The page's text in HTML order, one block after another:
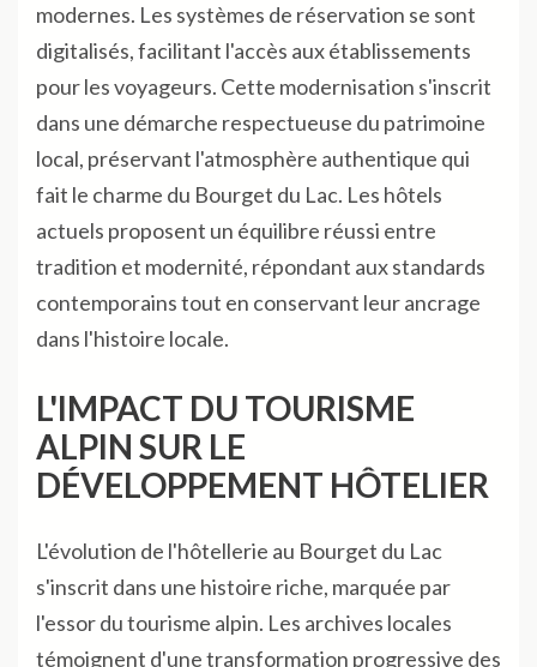
modernes. Les systèmes de réservation se sont
digitalisés, facilitant l'accès aux établissements
pour les voyageurs. Cette modernisation s'inscrit
dans une démarche respectueuse du patrimoine
local, préservant l'atmosphère authentique qui
fait le charme du Bourget du Lac. Les hôtels
actuels proposent un équilibre réussi entre
tradition et modernité, répondant aux standards
contemporains tout en conservant leur ancrage
dans l'histoire locale.
L'IMPACT DU TOURISME
ALPIN SUR LE
DÉVELOPPEMENT HÔTELIER
L'évolution de l'hôtellerie au Bourget du Lac
s'inscrit dans une histoire riche, marquée par
l'essor du tourisme alpin. Les archives locales
témoignent d'une transformation progressive des